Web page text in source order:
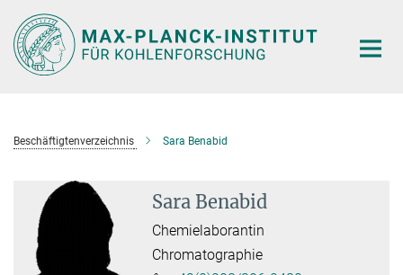
Hauptinhalt
Beschäftigtenverzeichnis Sara Benabid
Sara Benabid
Chemielaborantin
Chromatographie